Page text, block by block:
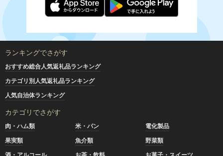
ランキングでさがす
おすすめ総合人気返礼品ランキング
カテゴリ別人気返礼品ランキング
人気自治体ランキング
カテゴリでさがす
肉・ハム類 米・パン
電化製品
果実類
魚介類
野菜類